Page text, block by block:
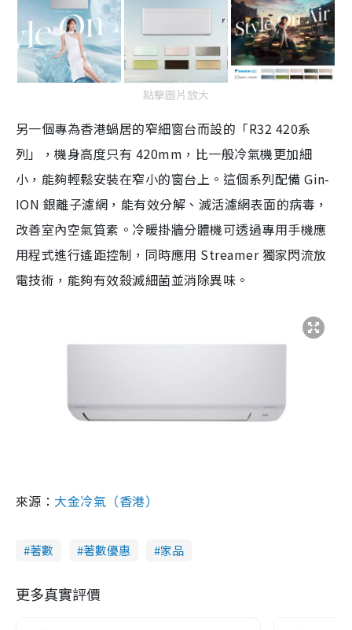
點擊圖片放大
另一個專為香港蝸居的窄細窗台而設的「R32 420系
列」，機身高度只有 420mm，比一般冷氣機更加細
小，能夠輕鬆安裝在窄小的窗台上。這個系列配備 Gin-
ION 銀離子濾網，能有效分解、滅活濾網表面的病毒，
改善室內空氣筫素。冷暖掛牆分體機可透過專用手機應
用程式進行遙距控制，同時應用 Streamer 獨家閃流放
電技術，能夠有效殺滅細菌並消除異味。
來源： 大金冷氣（香港）
著數 著數優惠 家品
更多真實評價